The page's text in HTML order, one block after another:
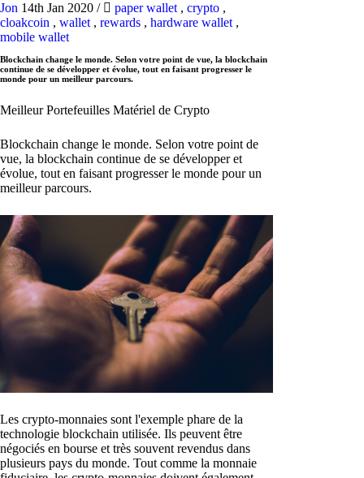
Jon 14th Jan 2020 / paper wallet , crypto ,
cloakcoin , wallet , rewards , hardware wallet ,
mobile wallet
Blockchain change le monde. Selon votre point de vue, la blockchain
continue de se développer et évolue, tout en faisant progresser le
monde pour un meilleur parcours.
Meilleur Portefeuilles Matériel de Crypto
Blockchain change le monde. Selon votre point de
vue, la blockchain continue de se développer et
évolue, tout en faisant progresser le monde pour un
meilleur parcours.
Les crypto-monnaies sont l'exemple phare de la
technologie blockchain utilisée. Ils peuvent être
négociés en bourse et très souvent revendus dans
plusieurs pays du monde. Tout comme la monnaie